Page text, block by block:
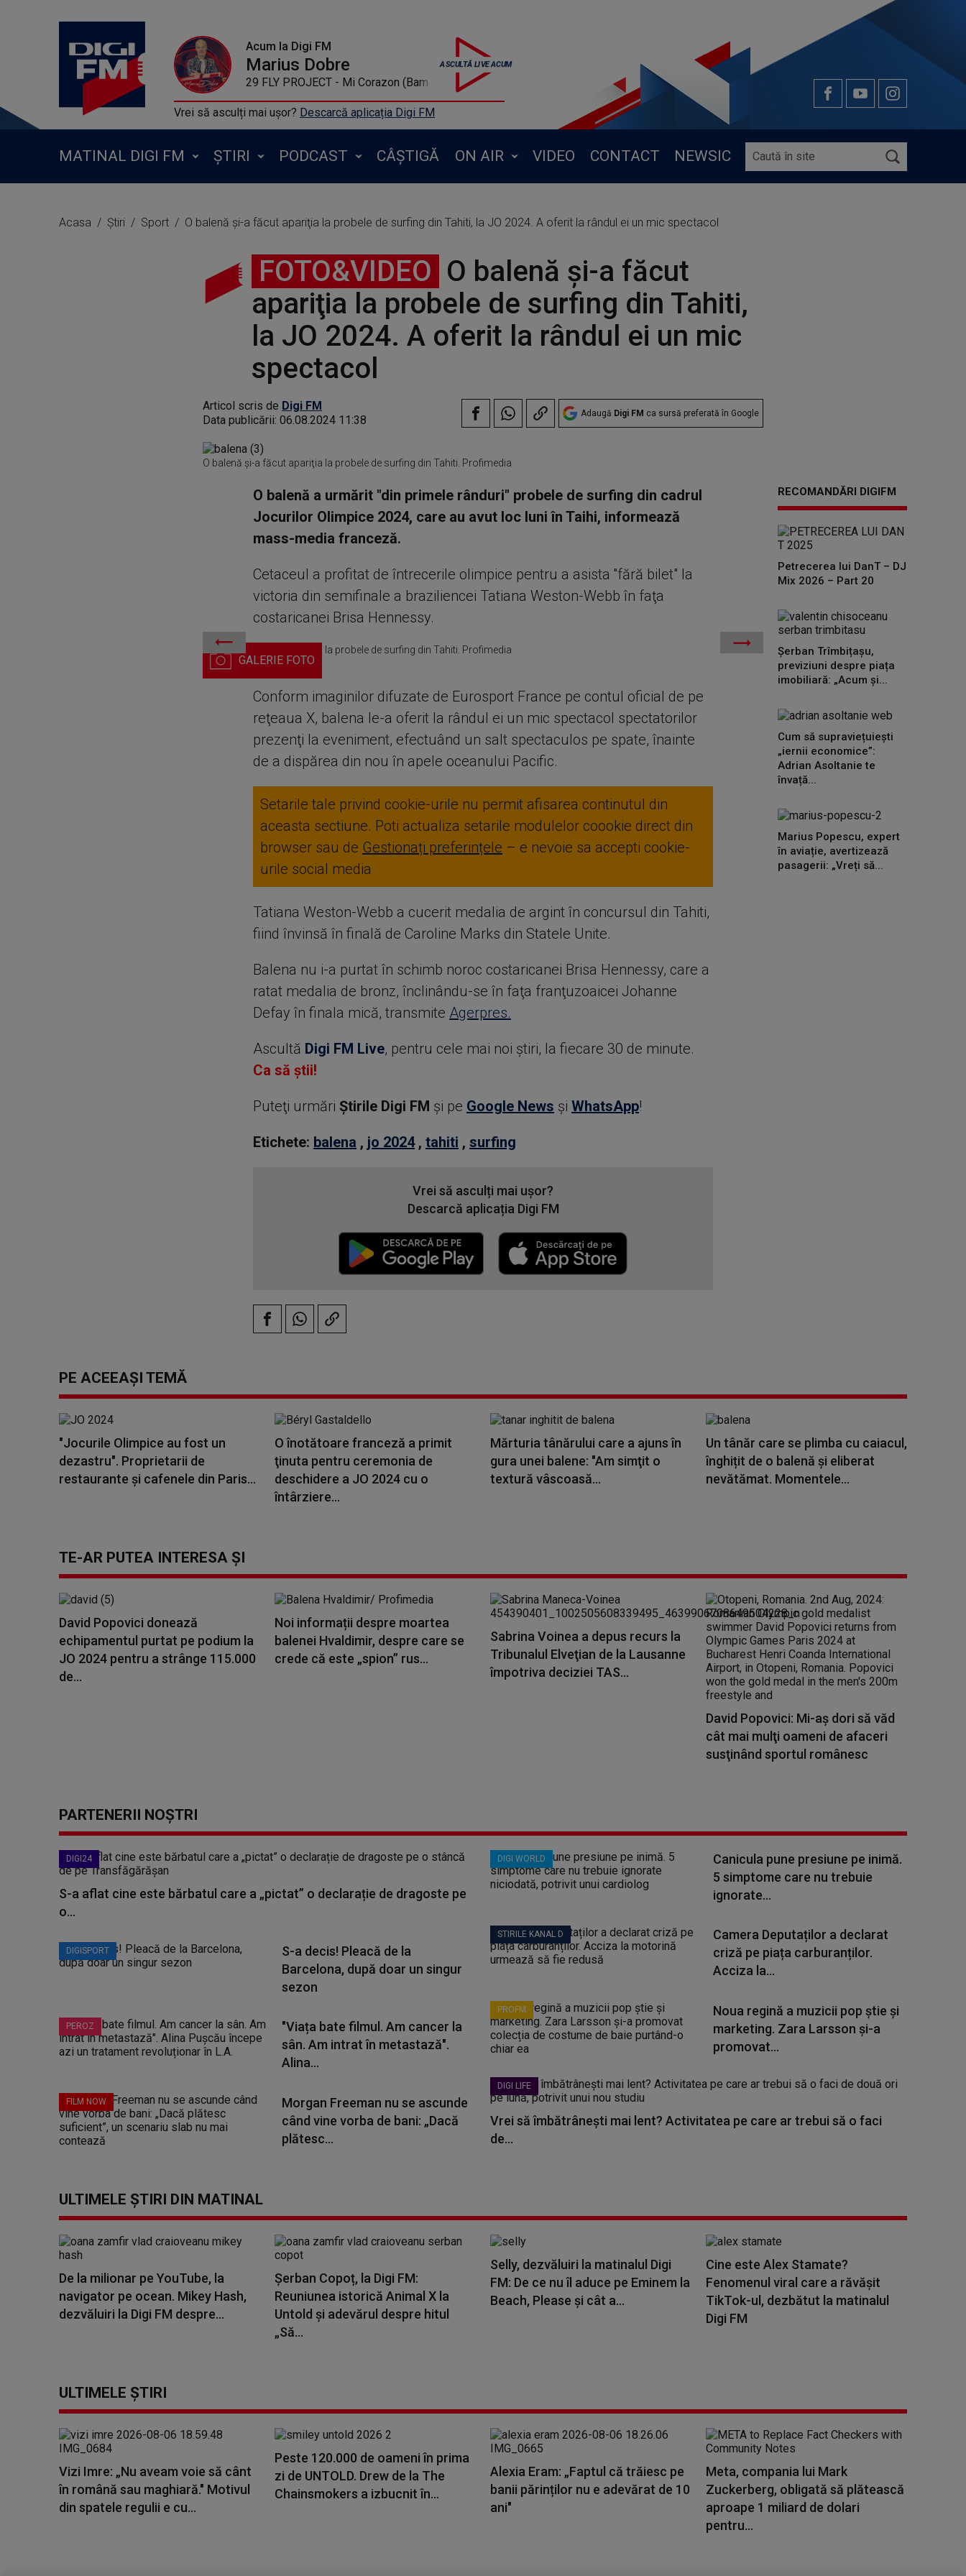
Acum la Digi FM
Marius Dobre
29 FLY PROJECT - Mi Corazon (Bam Bam Bam) Digi Fm
Vrei să asculți mai ușor? Descarcă aplicația Digi FM
MATINAL DIGI FM ȘTIRI PODCAST CÂȘTIGĂ ON AIR VIDEO CONTACT NEWSIC
Acasa Știri Sport O balenă şi-a făcut apariţia la probele de surfing din Tahiti, la JO 2024. A oferit la rândul ei un mic spectacol
FOTO&VIDEO O balenă şi-a făcut
apariţia la probele de surfing din Tahiti,
la JO 2024. A oferit la rândul ei un mic
spectacol
Articol scris de Digi FM
Data publicării: 06.08.2024 11:38 Adaugă Digi FM ca sursă preferată în Google
O balenă şi-a făcut apariţia la probele de surfing din Tahiti. Profimedia
O balenă a urmărit "din primele rânduri" probele de surfing din cadrul
Jocurilor Olimpice 2024, care au avut loc luni în Taihi, informează
mass-media franceză.
Cetaceul a profitat de întrecerile olimpice pentru a asista ''fără bilet" la
victoria din semifinale a braziliencei Tatiana Weston-Webb în faţa
costaricanei Brisa Hennessy.
O balenă şi-a făcut apariţia la probele de surfing din Tahiti. Profimedia
Conform imaginilor difuzate de Eurosport France pe contul oficial de pe
reţeaua X, balena le-a oferit la rândul ei un mic spectacol spectatorilor
prezenţi la eveniment, efectuând un salt spectaculos pe spate, înainte
de a dispărea din nou în apele oceanului Pacific.
Setarile tale privind cookie-urile nu permit afisarea continutul din
aceasta sectiune. Poti actualiza setarile modulelor coookie direct din
browser sau de Gestionați preferințele – e nevoie sa accepti cookie-
urile social media
Tatiana Weston-Webb a cucerit medalia de argint în concursul din Tahiti,
fiind învinsă în finală de Caroline Marks din Statele Unite.
Balena nu i-a purtat în schimb noroc costaricanei Brisa Hennessy, care a
ratat medalia de bronz, înclinându-se în faţa franţuzoaicei Johanne
Defay în finala mică, transmite Agerpres.
Ascultă Digi FM Live, pentru cele mai noi știri, la fiecare 30 de minute.
Ca să știi!
Puteţi urmări Știrile Digi FM şi pe Google News şi WhatsApp!
Etichete: balena , jo 2024, tahiti , surfing
Vrei să asculți mai ușor?
Descarcă aplicația Digi FM
RECOMANDĂRI DIGIFM
Petrecerea lui DanT – DJ
Mix 2026 – Part 20
Șerban Trîmbițașu,
previziuni despre piața
imobiliară: „Acum și...
Cum să supraviețuiești
„iernii economice”:
Adrian Asoltanie te
învață...
Marius Popescu, expert
în aviație, avertizează
pasagerii: „Vreți să...
PE ACEEAȘI TEMĂ
"Jocurile Olimpice au fost un
dezastru". Proprietarii de
restaurante şi cafenele din Paris...
O înotătoare franceză a primit
ţinuta pentru ceremonia de
deschidere a JO 2024 cu o
întârziere...
Mărturia tânărului care a ajuns în
gura unei balene: "Am simţit o
textură vâscoasă...
Un tânăr care se plimba cu caiacul,
înghițit de o balenă și eliberat
nevătămat. Momentele...
TE-AR PUTEA INTERESA ȘI
David Popovici donează
echipamentul purtat pe podium la
JO 2024 pentru a strânge 115.000
de...
Noi informații despre moartea
balenei Hvaldimir, despre care se
crede că este „spion” rus...
Sabrina Voinea a depus recurs la
Tribunalul Elveţian de la Lausanne
împotriva deciziei TAS...
David Popovici: Mi-aş dori să văd
cât mai mulţi oameni de afaceri
susţinând sportul românesc
PARTENERII NOȘTRI
DIGI24
S-a aflat cine este bărbatul care a „pictat” o declarație de dragoste pe
o...
DIGISPORT
S-a decis! Pleacă de la
Barcelona, după doar un singur
sezon
PEROZ
"Viața bate filmul. Am cancer la
sân. Am intrat în metastază".
Alina...
FILM NOW
Morgan Freeman nu se ascunde
când vine vorba de bani: „Dacă
plătesc...
DIGI WORLD
Canicula pune presiune pe inimă.
5 simptome care nu trebuie
ignorate...
STIRILE KANAL D
Camera Deputaților a declarat
criză pe piața carburanților.
Acciza la...
PROFM
Noua regină a muzicii pop știe și
marketing. Zara Larsson și-a
promovat...
DIGI LIFE
Vrei să îmbătrânești mai lent? Activitatea pe care ar trebui să o faci
de...
ULTIMELE ȘTIRI DIN MATINAL
De la milionar pe YouTube, la
navigator pe ocean. Mikey Hash,
dezvăluiri la Digi FM despre...
Șerban Copoț, la Digi FM:
Reuniunea istorică Animal X la
Untold și adevărul despre hitul
„Să...
Selly, dezvăluiri la matinalul Digi
FM: De ce nu îl aduce pe Eminem la
Beach, Please și cât a...
Cine este Alex Stamate?
Fenomenul viral care a răvășit
TikTok-ul, dezbătut la matinalul
Digi FM
ULTIMELE ȘTIRI
Vizi Imre: „Nu aveam voie să cânt
în română sau maghiară." Motivul
din spatele regulii e cu...
Peste 120.000 de oameni în prima
zi de UNTOLD. Drew de la The
Chainsmokers a izbucnit în...
Alexia Eram: „Faptul că trăiesc pe
banii părinților nu e adevărat de 10
ani"
Meta, compania lui Mark
Zuckerberg, obligată să plătească
aproape 1 miliard de dolari
pentru...